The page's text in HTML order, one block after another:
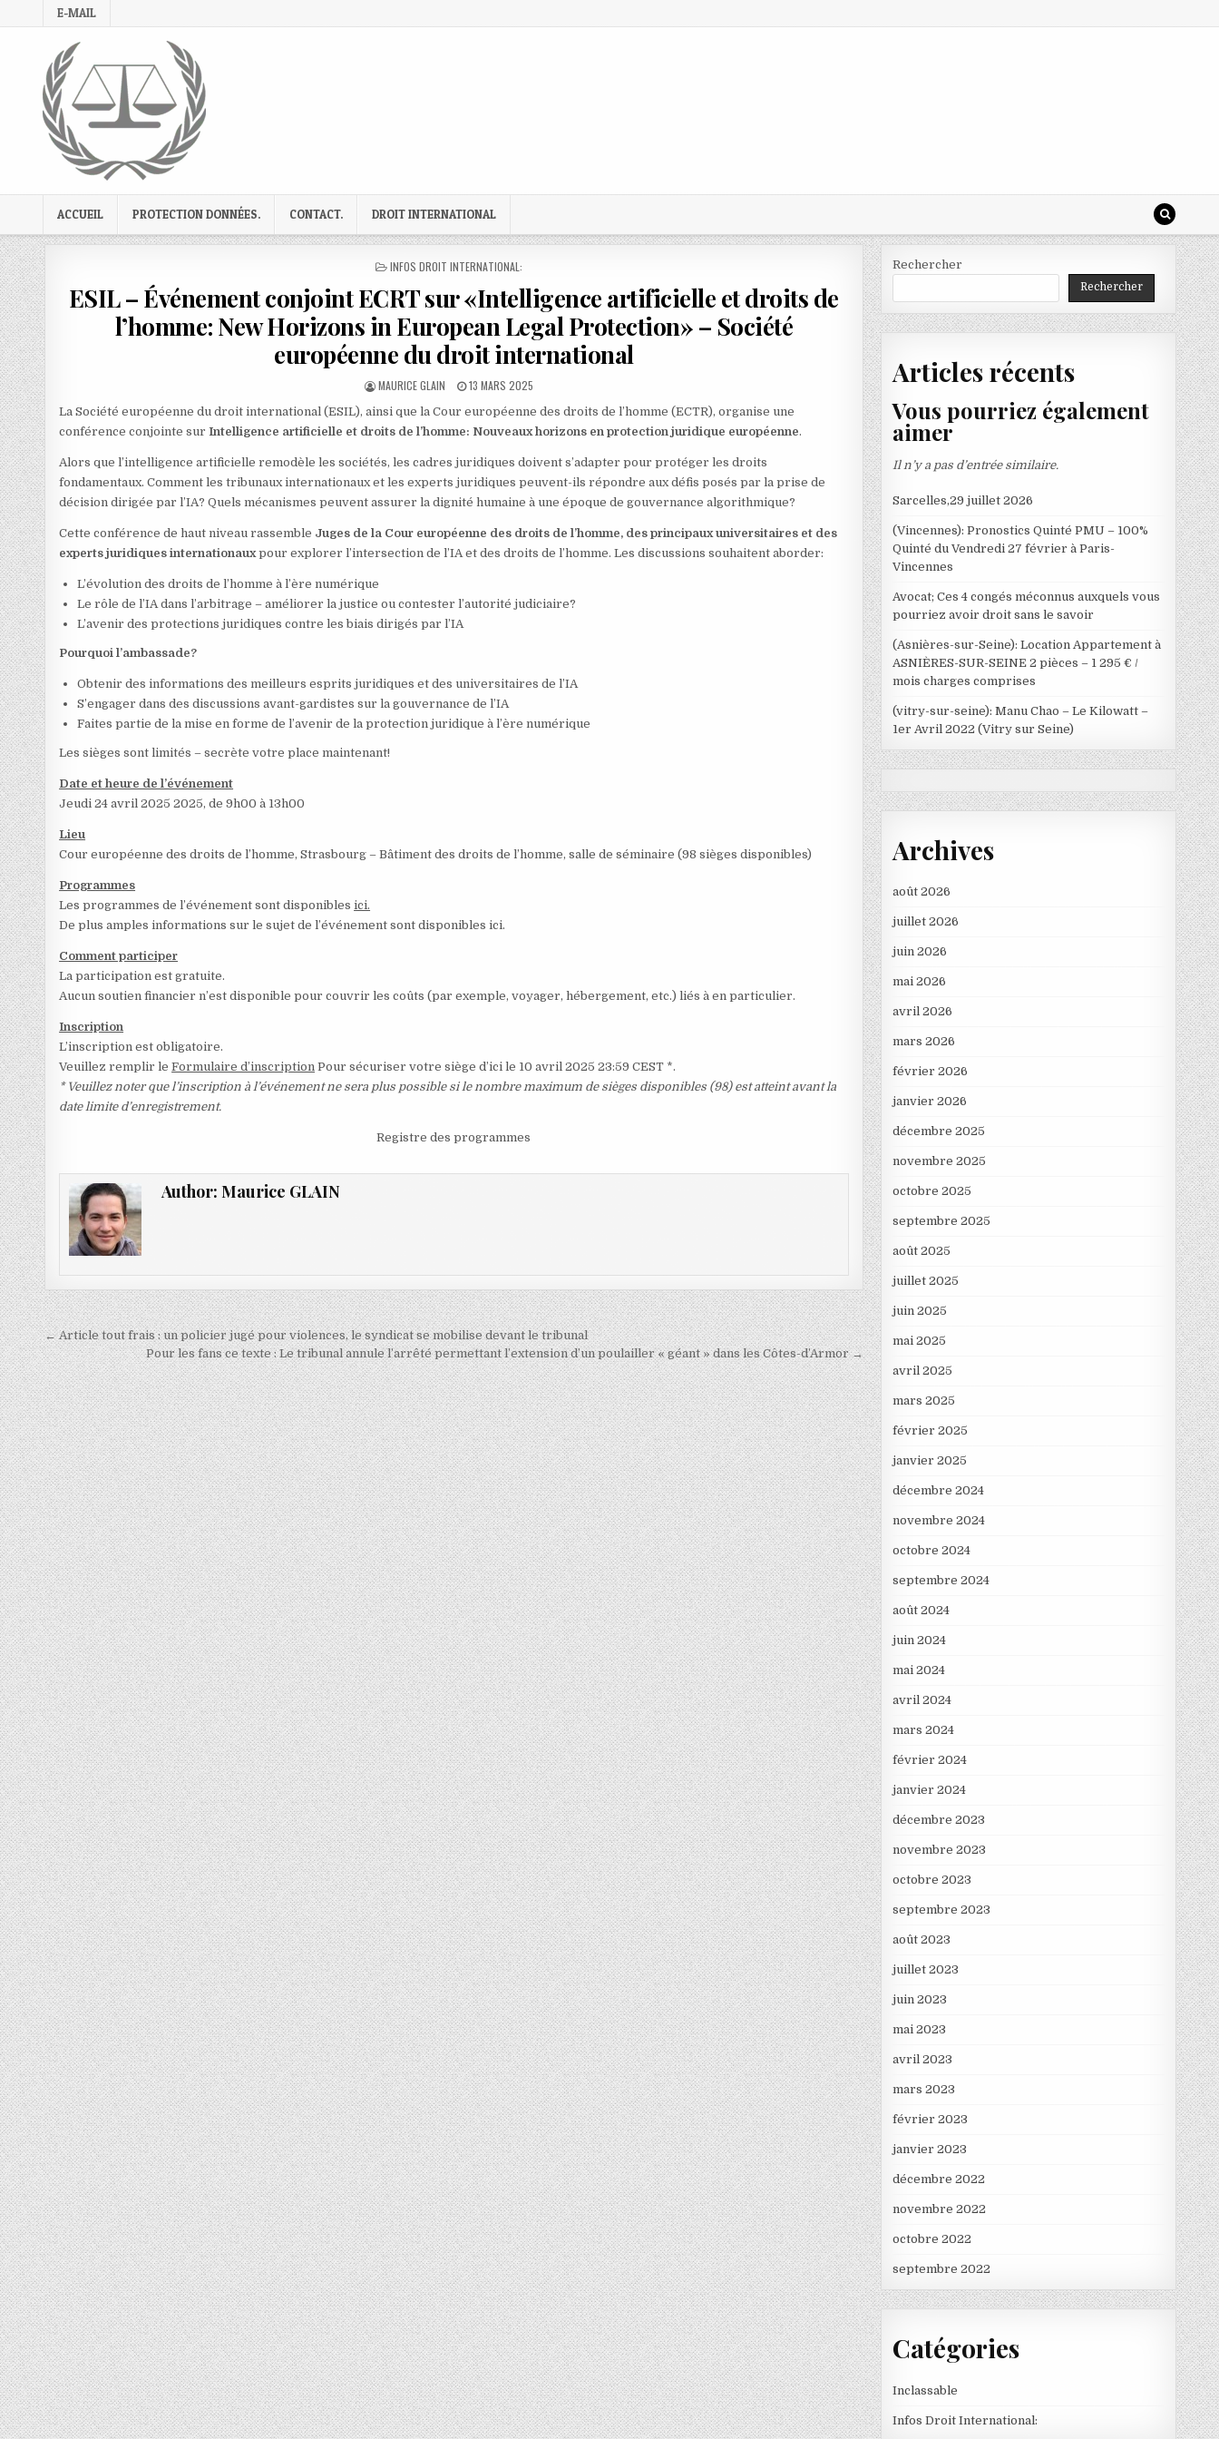
to
E-MAIL
ACCUEIL PROTECTION DONNÉES. CONTACT. DROIT INTERNATIONAL
POSTED
INFOS DROIT INTERNATIONAL:
ESIL – Événement conjoint ECRT sur «Intelligence artificielle et droits de
l’homme: New Horizons in European Legal Protection» – Société
européenne du droit international
AUTHOR:
MAURICE GLAIN
PUBLISHED
13 MARS 2025
La Société européenne du droit international (ESIL), ainsi que la Cour européenne des droits de l’homme (ECTR), organise une
conférence conjointe surIntelligence artificielle et droits de l’homme: Nouveaux horizons en protection juridique européenne.
Alors que l’intelligence artificielle remodèle les sociétés, les cadres juridiques doivent s’adapter pour protéger les droits
fondamentaux. Comment les tribunaux internationaux et les experts juridiques peuvent-ils répondre aux défis posés par la prise de
décision dirigée par l’IA? Quels mécanismes peuvent assurer la dignité humaine à une époque de gouvernance algorithmique?
Cette conférence de haut niveau rassemble Juges de la Cour européenne des droits de l’homme, des principaux universitaires et des
experts juridiques internationauxpour explorer l’intersection de l’IA et des droits de l’homme. Les discussions souhaitent aborder:
L’évolution des droits de l’homme à l’ère numérique
Le rôle de l’IA dans l’arbitrage – améliorer la justice ou contester l’autorité judiciaire?
L’avenir des protections juridiques contre les biais dirigés par l’IA
Pourquoi l’ambassade?
Obtenir des informations des meilleurs esprits juridiques et des universitaires de l’IA
S’engager dans des discussions avant-gardistes sur la gouvernance de l’IA
Faites partie de la mise en forme de l’avenir de la protection juridique à l’ère numérique
Les sièges sont limités – secrète votre place maintenant!
Date et heure de l’événement
Jeudi 24 avril 2025 2025, de 9h00 à 13h00
Lieu
Cour européenne des droits de l’homme, Strasbourg – Bâtiment des droits de l’homme, salle de séminaire (98 sièges disponibles)
Programmes
Les programmes de l’événement sont disponiblesici.
De plus amples informations sur le sujet de l’événement sont disponibles ici.
Comment participer
La participation est gratuite.
Aucun soutien financier n’est disponible pour couvrir les coûts (par exemple, voyager, hébergement, etc.) liés à en particulier.
Inscription
L’inscription est obligatoire.
Veuillez remplir leFormulaire d’inscription Pour sécuriser votre siège d’ici le 10 avril 2025 23:59 CEST *.
* Veuillez noter que l’inscription à l’événement ne sera plus possible si le nombre maximum de sièges disponibles (98) est atteint avant la
date limite d’enregistrement.
Registre des programmes
Author: Maurice GLAIN
Navigation
de
l’article
← Article tout frais : un policier jugé pour violences, le syndicat se mobilise devant le tribunal
Pour les fans ce texte : Le tribunal annule l’arrêté permettant l’extension d’un poulailler « géant » dans les Côtes-d’Armor →
Rechercher
Rechercher
Articles récents
Vous pourriez également
aimer
Il n’y a pas d’entrée similaire.
Sarcelles,29 juillet 2026
(Vincennes): Pronostics Quinté PMU – 100%
Quinté du Vendredi 27 février à Paris-
Vincennes
Avocat; Ces 4 congés méconnus auxquels vous
pourriez avoir droit sans le savoir
(Asnières-sur-Seine): Location Appartement à
ASNIÈRES-SUR-SEINE 2 pièces – 1 295 € /
mois charges comprises
(vitry-sur-seine): Manu Chao – Le Kilowatt –
1er Avril 2022 (Vitry sur Seine)
Archives
août 2026
juillet 2026
juin 2026
mai 2026
avril 2026
mars 2026
février 2026
janvier 2026
décembre 2025
novembre 2025
octobre 2025
septembre 2025
août 2025
juillet 2025
juin 2025
mai 2025
avril 2025
mars 2025
février 2025
janvier 2025
décembre 2024
novembre 2024
octobre 2024
septembre 2024
août 2024
juin 2024
mai 2024
avril 2024
mars 2024
février 2024
janvier 2024
décembre 2023
novembre 2023
octobre 2023
septembre 2023
août 2023
juillet 2023
juin 2023
mai 2023
avril 2023
mars 2023
février 2023
janvier 2023
décembre 2022
novembre 2022
octobre 2022
septembre 2022
Catégories
Inclassable
Infos Droit International: